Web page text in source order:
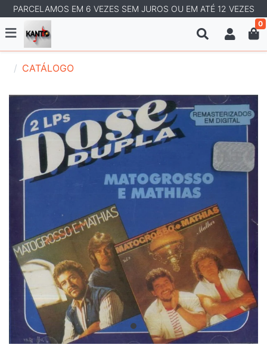
PARCELAMOS EM 6 VEZES SEM JUROS OU EM ATÉ 12 VEZES
0
CATÁLOGO